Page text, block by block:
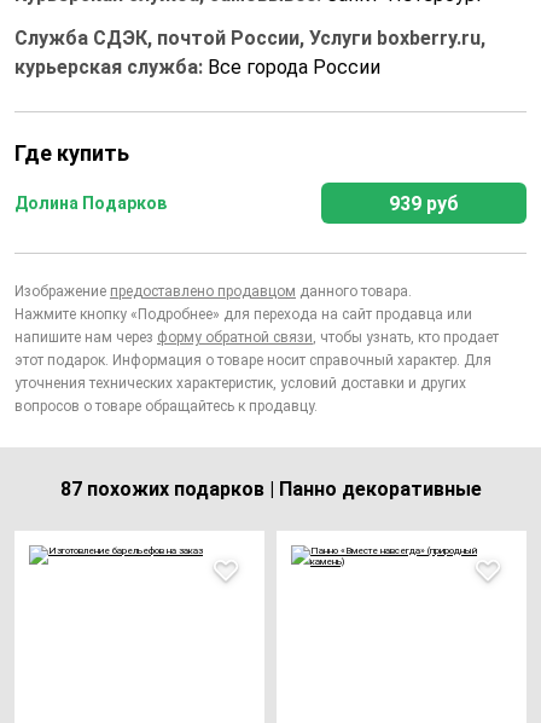
Служба СДЭК, почтой России, Услуги boxberry.ru,
курьерская служба: Все города России
Где купить
Долина Подарков 939 руб
Изображение предоставлено продавцом данного товара.
Нажмите кнопку «Подробнее» для перехода на сайт продавца или
напишите нам через форму обратной связи, чтобы узнать, кто продает
этот подарок. Информация о товаре носит справочный характер. Для
уточнения технических характеристик, условий доставки и других
вопросов о товаре обращайтесь к продавцу.
87 похожих подарков | Панно декоративные